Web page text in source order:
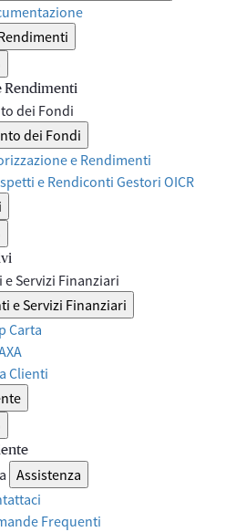
Rendimenti
dei Fondi
dei Fondi
e Rendimenti
e Rendiconti Gestori OICR
Servizi Finanziari
e Servizi Finanziari
Carta
Clienti
Assistenza
Frequenti